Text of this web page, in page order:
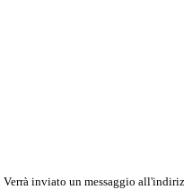
Verrà inviato un messaggio